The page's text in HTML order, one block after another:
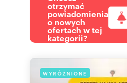
otrzymać
powiadomienia
o nowych
ofertach w tej
kategorii?
WYRÓŻNIONE